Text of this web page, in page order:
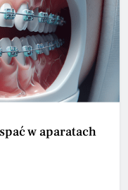
w aparatach